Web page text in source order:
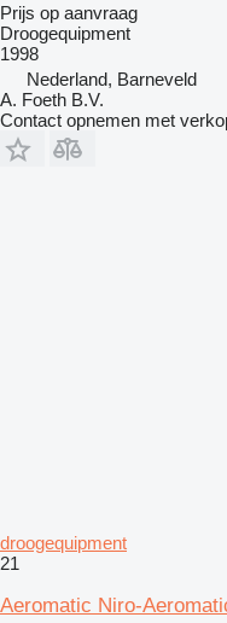
Prijs op aanvraag
Droogequipment
1998
Nederland, Barneveld
A. Foeth B.V.
Contact opnemen met
droogequipment
21
Aeromatic Niro-